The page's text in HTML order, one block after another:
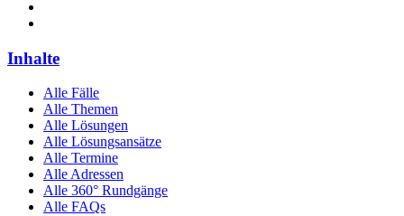
Inhalte
Alle Fälle
Alle Themen
Alle Lösungen
Alle Lösungsansätze
Alle Termine
Alle Adressen
Alle 360° Rundgänge
Alle FAQs